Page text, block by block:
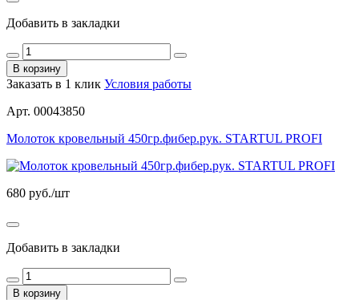
Добавить в закладки
В корзину
Заказать в 1 клик Условия работы
Арт. 00043850
Молоток кровельный 450гр.фибер.рук. STARTUL PROFI
680 руб./шт
Добавить в закладки
В корзину